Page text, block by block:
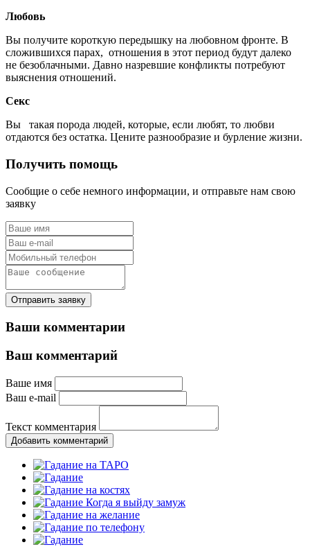
Любовь
Вы получите короткую передышку на любовном фронте. В
сложившихся парах, отношения в этот период будут далеко
не безоблачными. Давно назревшие конфликты потребуют
выяснения отношений.
Секс
Вы такая порода людей, которые, если любят, то любви
отдаются без остатка. Цените разнообразие и бурление жизни.
Получить помощь
Сообщие о себе немного информации, и отправьте нам свою
заявку
Отправить заявку
Ваши комментарии
Ваш комментарий
Ваше имя
Ваш e-mail
Текст комментария
Добавить комментарий